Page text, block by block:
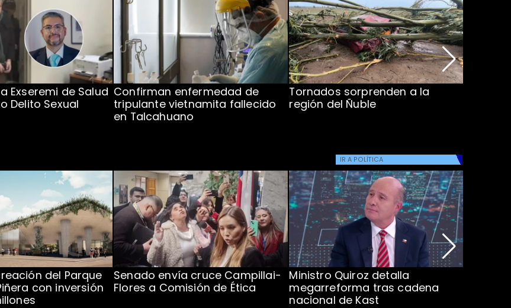
Exseremi de Salud
Delito Sexual
Confirman enfermedad de
tripulante vietnamita fallecido
en Talcahuano
Tornados sorprenden a la
región del Ñuble
IR A POLÍTICA
del Parque
con inversión
Senado envía cruce Campillai-
Flores a Comisión de Ética
Ministro Quiroz detalla
megarreforma tras cadena
nacional de Kast